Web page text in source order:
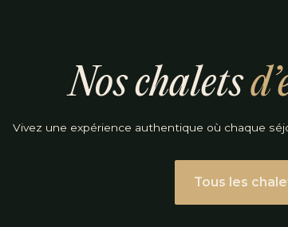
Nos chalets
Vivez une expérience authentique où chaque
Tous les